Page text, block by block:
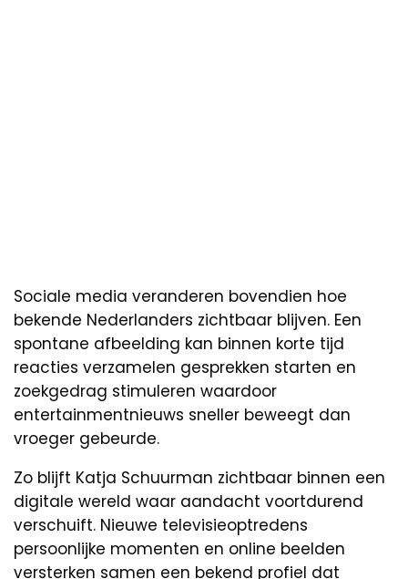
Sociale media veranderen bovendien hoe
bekende Nederlanders zichtbaar blijven. Een
spontane afbeelding kan binnen korte tijd
reacties verzamelen gesprekken starten en
zoekgedrag stimuleren waardoor
entertainmentnieuws sneller beweegt dan
vroeger gebeurde.
Zo blijft Katja Schuurman zichtbaar binnen een
digitale wereld waar aandacht voortdurend
verschuift. Nieuwe televisieoptredens
persoonlijke momenten en online beelden
versterken samen een bekend profiel dat